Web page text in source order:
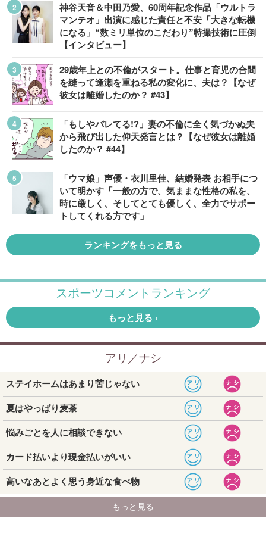
神谷天音＆中田乃愛、60周年記念作品「ウルトラ
マンテオ」出演に感じた責任と不安「大きな転機
になる」“数ミリ単位のこだわり”特撮技術に圧倒
【インタビュー】
29歳年上との不倫がスタート。仕事と育児の合間
を縫って逢瀬を重ねる私の変化に、夫は？【なぜ
彼女は離婚したのか？ #43】
「もしやバレてる!?」妻の不倫に全く気づかぬ夫
から飛び出した仰天発言とは？【なぜ彼女は離婚
したのか？ #44】
「ウマ娘」声優・衣川里佳、結婚発表 お相手につ
いて明かす「一般の方で、気ままな性格の私を、
時に厳しく、そしてとても優しく、全力でサポー
トしてくれる方です」
ランキングをもっと見る